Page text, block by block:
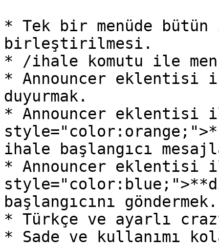
* Tek bir menüde
birleştirilmesi.
* /ihale komutu ile
* Announcer eklentisi
duyurmak.
* Announcer eklentisi
ihale başlangıcı
* Announcer eklentisi
başlangıcını göndermek.
* Türkçe ve ayarlı
* Sade ve kullanımı